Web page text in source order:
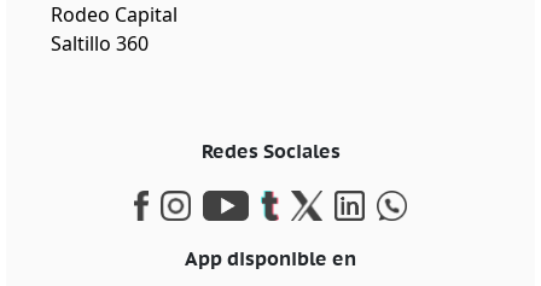
Rodeo Capital
Saltillo 360
Redes Sociales
App disponible en